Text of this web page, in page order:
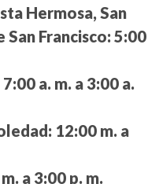
Hermosa, San
Francisco: 5:00
7:00 a. m. a 3:00 a.
12:00 m. a
a 3:00 p. m.